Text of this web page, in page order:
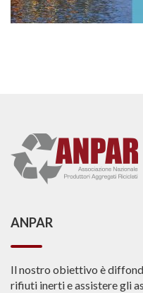
ANPAR
Il nostro obiettivo è
rifiuti inerti e assistere gli